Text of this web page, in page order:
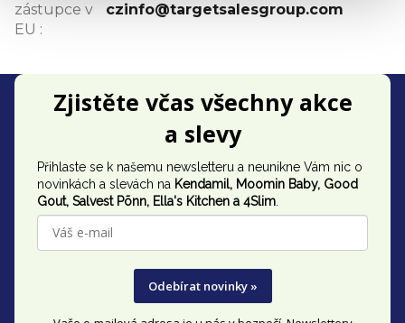
zástupce v
EU :
czinfo@targetsalesgroup.com
Z
Zjistěte včas všechny akce
a slevy
Přihlaste se k našemu newsletteru a neunikne Vám nic o
novinkách a slevách na Kendamil, Moomin Baby, Good
Gout, Salvest Põnn, Ella's Kitchen a 4Slim.
Odebírat novinky »